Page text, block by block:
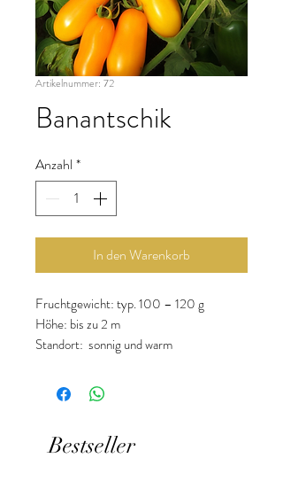
Artikelnummer: 72
Banantschik
Anzahl *
In den Warenkorb
Fruchtgewicht: typ. 100 – 120 g
Höhe: bis zu 2 m
Standort: sonnig und warm
Aussaat im Freien: ab Mitte Mai
Geschmack: süß-fruchtig
Bestseller